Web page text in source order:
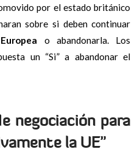
por el estado británico
sobre si deben continuar
o abandonarla. Los
un “Si” a abandonar el
negociación para
la UE”